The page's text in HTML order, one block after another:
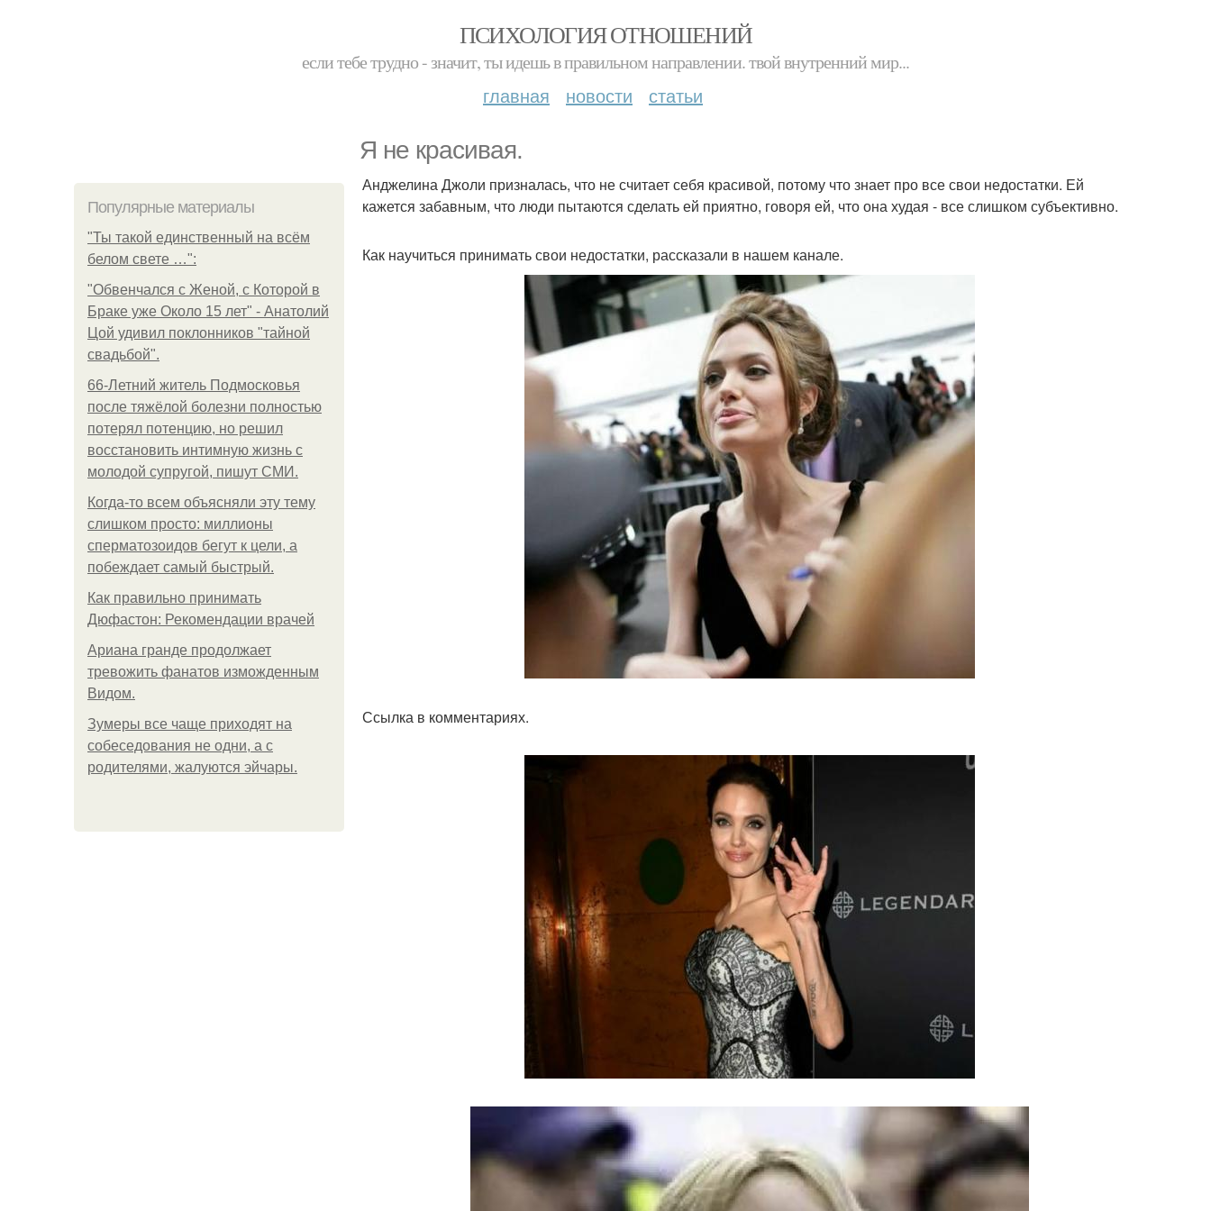
ПСИХОЛОГИЯ ОТНОШЕНИЙ
если тебе трудно - значит, ты идешь в правильном направлении. твой внутренний мир...
главная новости статьи
Я не красивая.
Популярные материалы
"Ты такой единственный на всём
белом свете …":
"Обвенчался с Женой, с Которой в
Браке уже Около 15 лет" - Анатолий
Цой удивил поклонников "тайной
свадьбой".
66-Летний житель Подмосковья
после тяжёлой болезни полностью
потерял потенцию, но решил
восстановить интимную жизнь с
молодой супругой, пишут СМИ.
Когда-то всем объясняли эту тему
слишком просто: миллионы
сперматозоидов бегут к цели, а
побеждает самый быстрый.
Как правильно принимать
Дюфастон: Рекомендации врачей
Ариана гранде продолжает
тревожить фанатов изможденным
Видом.
Зумеры все чаще приходят на
собеседования не одни, а с
родителями, жалуются эйчары.
Анджелина Джоли призналась, что не считает себя красивой, потому что знает про все свои недостатки. Ей
кажется забавным, что люди пытаются сделать ей приятно, говоря ей, что она худая - все слишком субъективно.
Как научиться принимать свои недостатки, рассказали в нашем канале.
Ссылка в комментариях.